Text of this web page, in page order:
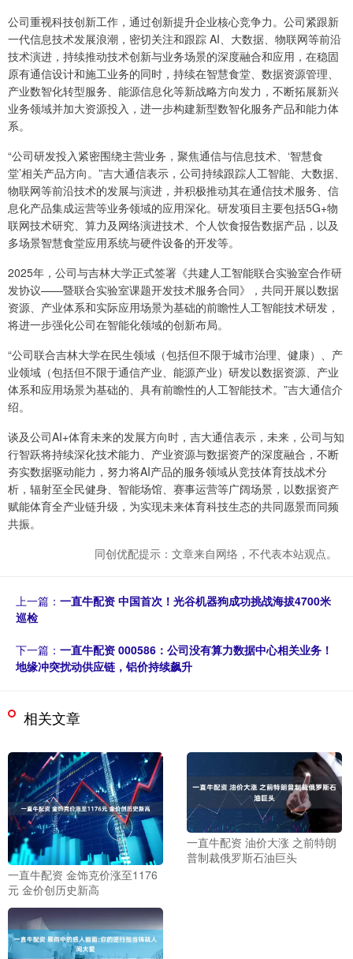
公司重视科技创新工作，通过创新提升企业核心竞争力。公司紧跟新
一代信息技术发展浪潮，密切关注和跟踪 AI、大数据、物联网等前沿
技术演进，持续推动技术创新与业务场景的深度融合和应用，在稳固
原有通信设计和施工业务的同时，持续在智慧食堂、数据资源管理、
产业数智化转型服务、能源信息化等新战略方向发力，不断拓展新兴
业务领域并加大资源投入，进一步构建新型数智化服务产品和能力体
系。
“公司研发投入紧密围绕主营业务，聚焦通信与信息技术、‘智慧食
堂’相关产品方向。”吉大通信表示，公司持续跟踪人工智能、大数据、
物联网等前沿技术的发展与演进，并积极推动其在通信技术服务、信
息化产品集成运营等业务领域的应用深化。研发项目主要包括5G+物
联网技术研究、算力及网络演进技术、个人饮食报告数据产品，以及
多场景智慧食堂应用系统与硬件设备的开发等。
2025年，公司与吉林大学正式签署《共建人工智能联合实验室合作研
发协议——暨联合实验室课题开发技术服务合同》，共同开展以数据
资源、产业体系和实际应用场景为基础的前瞻性人工智能技术研发，
将进一步强化公司在智能化领域的创新布局。
“公司联合吉林大学在民生领域（包括但不限于城市治理、健康）、产
业领域（包括但不限于通信产业、能源产业）研发以数据资源、产业
体系和应用场景为基础的、具有前瞻性的人工智能技术。”吉大通信介
绍。
谈及公司AI+体育未来的发展方向时，吉大通信表示，未来，公司与知
行智跃将持续深化技术能力、产业资源与数据资产的深度融合，不断
夯实数据驱动能力，努力将AI产品的服务领域从竞技体育技战术分
析，辐射至全民健身、智能场馆、赛事运营等广阔场景，以数据资产
赋能体育全产业链升级，为实现未来体育科技生态的共同愿景而同频
共振。
同创优配提示：文章来自网络，不代表本站观点。
上一篇： 一直牛配资 中国首次！光谷机器狗成功挑战海拔4700米
巡检
下一篇： 一直牛配资 000586：公司没有算力数据中心相关业务！
地缘冲突扰动供应链，铝价持续飙升
相关文章
一直牛配资 金饰克价涨至1176
元 金价创历史新高
一直牛配资 油价大涨 之前特朗
普制裁俄罗斯石油巨头